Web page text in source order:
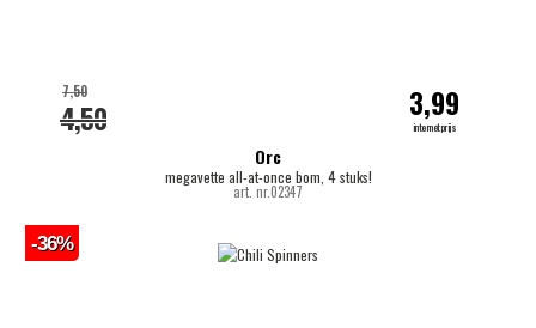
Orc
megavette all-at-once bom, 4 stuks!
art. nr.02347
4,50
7,50 3,99
internetprijs
-36%